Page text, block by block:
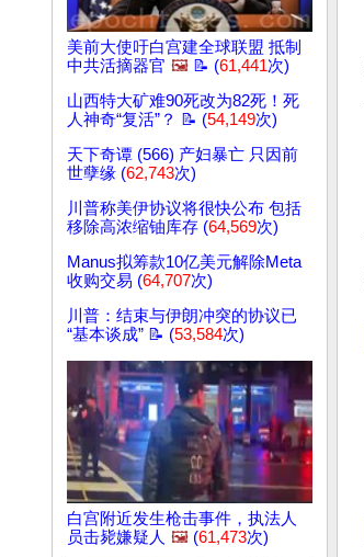
美前大使吁白宫建全球联盟 抵制
中共活摘器官 🖼️ 📝 (61,441次)
山西特大矿难90死改为82死！死
人神奇“复活”？ 📝 (54,149次)
天下奇谭 (566) 产妇暴亡 只因前
世孽缘 (62,743次)
川普称美伊协议将很快公布 包括
移除高浓缩铀库存 (64,569次)
Manus拟筹款10亿美元解除Meta
收购交易 (64,707次)
川普：结束与伊朗冲突的协议已
“基本谈成” 📝 (53,584次)
白宫附近发生枪击事件，执法人
员击毙嫌疑人 🖼️ (61,473次)